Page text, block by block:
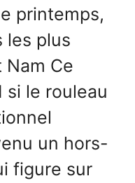
printemps,
les plus
Ce
si le rouleau
un hors-
figure sur